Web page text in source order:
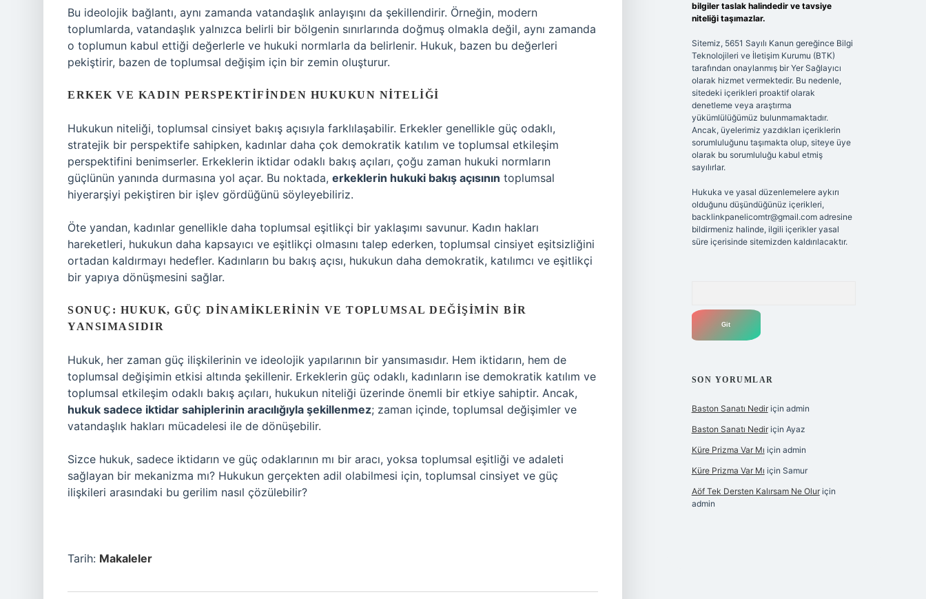
Bu ideolojik bağlantı, aynı zamanda vatandaşlık anlayışını da şekillendirir. Örneğin, modern
toplumlarda, vatandaşlık yalnızca belirli bir bölgenin sınırlarında doğmuş olmakla değil, aynı zamanda
o toplumun kabul ettiği değerlerle ve hukuki normlarla da belirlenir. Hukuk, bazen bu değerleri
pekiştirir, bazen de toplumsal değişim için bir zemin oluşturur.
ERKEK VE KADIN PERSPEKTIFINDEN HUKUKUN NITELIĞI
Hukukun niteliği, toplumsal cinsiyet bakış açısıyla farklılaşabilir. Erkekler genellikle güç odaklı,
stratejik bir perspektife sahipken, kadınlar daha çok demokratik katılım ve toplumsal etkileşim
perspektifini benimserler. Erkeklerin iktidar odaklı bakış açıları, çoğu zaman hukuki normların
güçlünün yanında durmasına yol açar. Bu noktada, erkeklerin hukuki bakış açısının toplumsal
hiyerarşiyi pekiştiren bir işlev gördüğünü söyleyebiliriz.
Öte yandan, kadınlar genellikle daha toplumsal eşitlikçi bir yaklaşımı savunur. Kadın hakları
hareketleri, hukukun daha kapsayıcı ve eşitlikçi olmasını talep ederken, toplumsal cinsiyet eşitsizliğini
ortadan kaldırmayı hedefler. Kadınların bu bakış açısı, hukukun daha demokratik, katılımcı ve eşitlikçi
bir yapıya dönüşmesini sağlar.
SONUÇ: HUKUK, GÜÇ DINAMIKLERININ VE TOPLUMSAL DEĞIŞIMIN BIR
YANSIMASIDIR
Hukuk, her zaman güç ilişkilerinin ve ideolojik yapılarının bir yansımasıdır. Hem iktidarın, hem de
toplumsal değişimin etkisi altında şekillenir. Erkeklerin güç odaklı, kadınların ise demokratik katılım ve
toplumsal etkileşim odaklı bakış açıları, hukukun niteliği üzerinde önemli bir etkiye sahiptir. Ancak,
hukuk sadece iktidar sahiplerinin aracılığıyla şekillenmez; zaman içinde, toplumsal değişimler ve
vatandaşlık hakları mücadelesi ile de dönüşebilir.
Sizce hukuk, sadece iktidarın ve güç odaklarının mı bir aracı, yoksa toplumsal eşitliği ve adaleti
sağlayan bir mekanizma mı? Hukukun gerçekten adil olabilmesi için, toplumsal cinsiyet ve güç
ilişkileri arasındaki bu gerilim nasıl çözülebilir?
Tarih: Makaleler
bilgiler taslak halindedir ve tavsiye
niteliği taşımazlar.
Sitemiz, 5651 Sayılı Kanun gereğince Bilgi
Teknolojileri ve İletişim Kurumu (BTK)
tarafından onaylanmış bir Yer Sağlayıcı
olarak hizmet vermektedir. Bu nedenle,
sitedeki içerikleri proaktif olarak
denetleme veya araştırma
yükümlülüğümüz bulunmamaktadır.
Ancak, üyelerimiz yazdıkları içeriklerin
sorumluluğunu taşımakta olup, siteye üye
olarak bu sorumluluğu kabul etmiş
sayılırlar.
Hukuka ve yasal düzenlemelere aykırı
olduğunu düşündüğünüz içerikleri,
backlinkpanelicomtr@gmail.comadresine
bildirmeniz halinde, ilgili içerikler yasal
süre içerisinde sitemizden kaldırılacaktır.
SON YORUMLAR
Baston Sanatı Nediriçin admin
Baston Sanatı Nediriçin Ayaz
Küre Prizma Var Mı için admin
Küre Prizma Var Mı için Samur
Aöf Tek Dersten Kalırsam Ne Oluriçin
admin